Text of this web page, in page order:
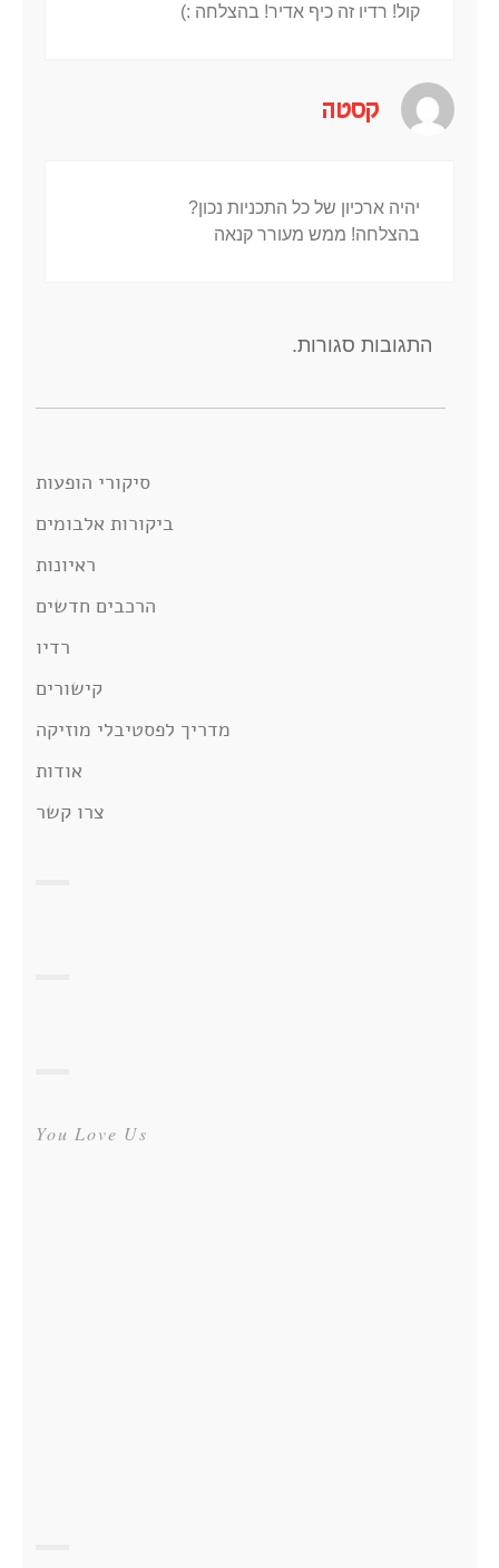
קול! רדיו זה כיף אדיר! בהצלחה :)
קסטה
יהיה ארכיון של כל התכניות נכון?
בהצלחה! ממש מעורר קנאה
התגובות סגורות.
סיקורי הופעות
ביקורות אלבומים
ראיונות
הרכבים חדשים
רדיו
קישורים
מדריך לפסטיבלי מוזיקה
אודות
צרו קשר
You Love Us